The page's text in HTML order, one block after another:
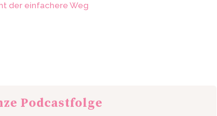
der einfachere Weg
Podcastfolge